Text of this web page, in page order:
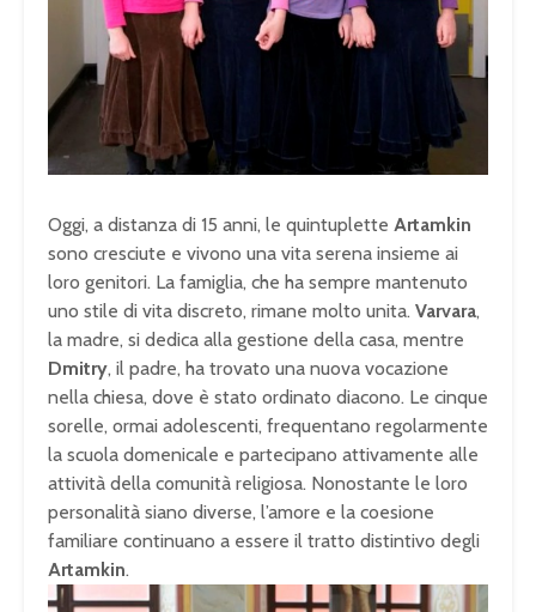
Oggi, a distanza di 15 anni, le quintuplette Artamkin
sono cresciute e vivono una vita serena insieme ai
loro genitori. La famiglia, che ha sempre mantenuto
uno stile di vita discreto, rimane molto unita. Varvara,
la madre, si dedica alla gestione della casa, mentre
Dmitry, il padre, ha trovato una nuova vocazione
nella chiesa, dove è stato ordinato diacono. Le cinque
sorelle, ormai adolescenti, frequentano regolarmente
la scuola domenicale e partecipano attivamente alle
attività della comunità religiosa. Nonostante le loro
personalità siano diverse, l’amore e la coesione
familiare continuano a essere il tratto distintivo degli
Artamkin.